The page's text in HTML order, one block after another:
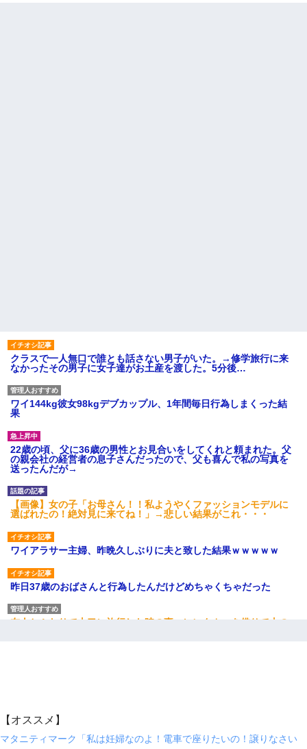
クラスで一人無口で誰とも話さない男子がいた。→修学旅行に来
なかったその男子に女子達がお土産を渡した。5分後…
ワイ144kg彼女98kgデブカップル、1年間毎日行為しまくった結
果
22歳の頃、父に36歳の男性とお見合いをしてくれと頼まれた。父
の親会社の経営者の息子さんだったので、父も喜んで私の写真を
送ったんだが→
【画像】女の子「お母さん！！私ようやくファッションモデルに
選ばれたの！絶対見に来てね！」→悲しい結果がこれ・・・
ワイアラサー主婦、昨晩久しぶりに夫と致した結果ｗｗｗｗｗ
昨日37歳のおばさんと行為したんだけどめちゃくちゃだった
友人とふたりで山口に旅行した時の事。レンタカーを借りて山の
夫に癌の余命宣告。その闘病中に長女から信じられない言葉を受
けた
【オススメ】
マタニティマーク「私は妊婦なのよ！電車で座りたいの！譲りなさい